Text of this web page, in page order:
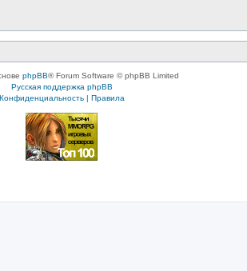
phpBB® Forum Software © phpBB Limited
Русская поддержка phpBB
Конфиденциальность| Правила